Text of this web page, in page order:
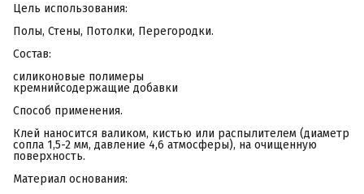
Цель использования:
Полы, Стены, Потолки, Перегородки.
Состав:
силиконовые полимеры
кремнийсодержащие добавки
Способ применения.
Клей наносится валиком, кистью или распылителем (диаметр
сопла 1,5-2 мм, давление 4,6 атмосферы), на очищенную
поверхность.
Материал основания: